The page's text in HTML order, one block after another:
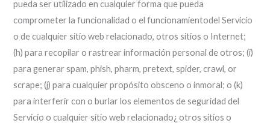
pueda ser utilizado en cualquier forma que pueda
comprometer la funcionalidad o el funcionamientodel Servicio
o de cualquier sitio web relacionado, otros sitios o Internet;
(h) para recopilar o rastrear información personal de otros; (i)
para generar spam, phish, pharm, pretext, spider, crawl, or
scrape; (j) para cualquier propósito obsceno o inmoral; o (k)
para interferir con o burlar los elementos de seguridad del
Servicio o cualquier sitio web relacionado¿ otros sitios o